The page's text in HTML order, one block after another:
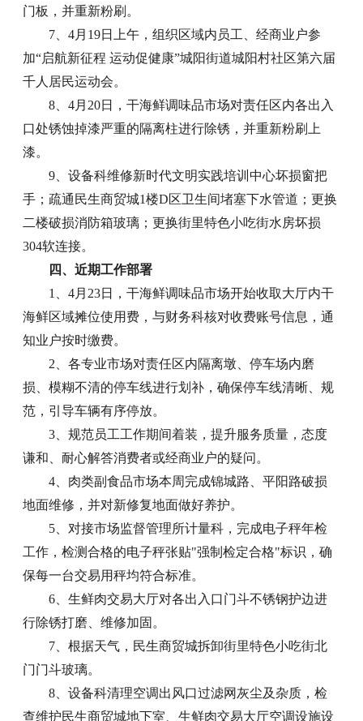
门板，并重新粉刷。
7、4月19日上午，组织区域内员工、经商业户参
加“启航新征程 运动促健康”城阳街道城阳村社区第六届
千人居民运动会。
8、4月20日，干海鲜调味品市场对责任区内各出入
口处锈蚀掉漆严重的隔离柱进行除锈，并重新粉刷上
漆。
9、设备科维修新时代文明实践培训中心坏损窗把
手；疏通民生商贸城1楼D区卫生间堵塞下水管道；更换
二楼破损消防箱玻璃；更换街里特色小吃街水房坏损
304软连接。
四、近期工作部署
1、4月23日，干海鲜调味品市场开始收取大厅内干
海鲜区域摊位使用费，与财务科核对收费账号信息，通
知业户按时缴费。
2、各专业市场对责任区内隔离墩、停车场内磨
损、模糊不清的停车线进行划补，确保停车线清晰、规
范，引导车辆有序停放。
3、规范员工工作期间着装，提升服务质量，态度
谦和、耐心解答消费者或经商业户的疑问。
4、肉类副食品市场本周完成锦城路、平阳路破损
地面维修，并对新修复地面做好养护。
5、对接市场监督管理所计量科，完成电子秤年检
工作，检测合格的电子秤张贴"强制检定合格"标识，确
保每一台交易用秤均符合标准。
6、生鲜肉交易大厅对各出入口门斗不锈钢护边进
行除锈打磨、维修加固。
7、根据天气，民生商贸城拆卸街里特色小吃街北
门门斗玻璃。
8、设备科清理空调出风口过滤网灰尘及杂质，检
查维护民生商贸城地下室、生鲜肉交易大厅空调设施设